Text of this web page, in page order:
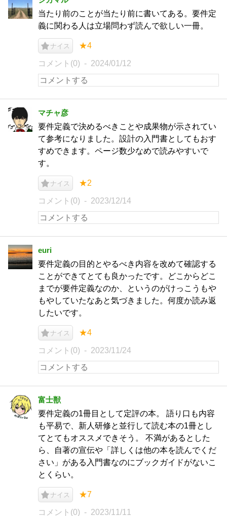
当たり前のことが当たり前に書いてある。要件定
義に関わる人は立場問わず読んで欲しい一冊。
ナイス ★4
コメント(0) 2024/01/12
マチャ彦
要件定義で決めるべきことや成果物が示されてい
て参考になりました。設計の入門書としてもおす
すめできます。ページ数少なめで読みやすいで
す。
ナイス ★2
コメント(0) 2023/12/14
euri
要件定義の目的とやるべき内容を改めて確認する
ことができてとても良かったです。どこからどこ
までが要件定義なのか、というのがけっこうもや
もやしていたなあと気づきました。何度か読み返
したいです。
ナイス ★4
コメント(0) 2023/11/24
富士獣
要件定義の1冊目として定評の本。 語り口も内容
も平易で、新人研修と並行して読む本の1冊とし
てとてもオススメできそう。 不満があるとした
ら、自著の宣伝や「詳しくは他の本を読んでくだ
さい」がある入門書なのにブックガイドがないこ
とくらい。
ナイス ★7
コメント(0) 2023/11/11